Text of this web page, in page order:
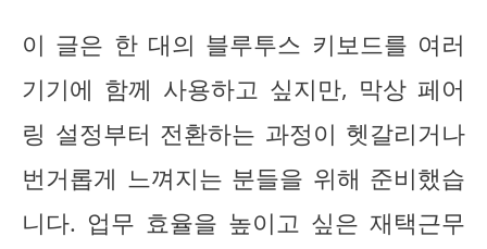
이 글은 한 대의 블루투스 키보드를 여러
기기에 함께 사용하고 싶지만, 막상 페어
링 설정부터 전환하는 과정이 헷갈리거나
번거롭게 느껴지는 분들을 위해 준비했습
니다. 업무 효율을 높이고 싶은 재택근무